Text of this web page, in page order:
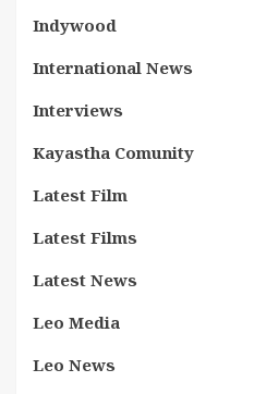
Indywood
International News
Interviews
Kayastha Comunity
Latest Film
Latest Films
Latest News
Leo Media
Leo News